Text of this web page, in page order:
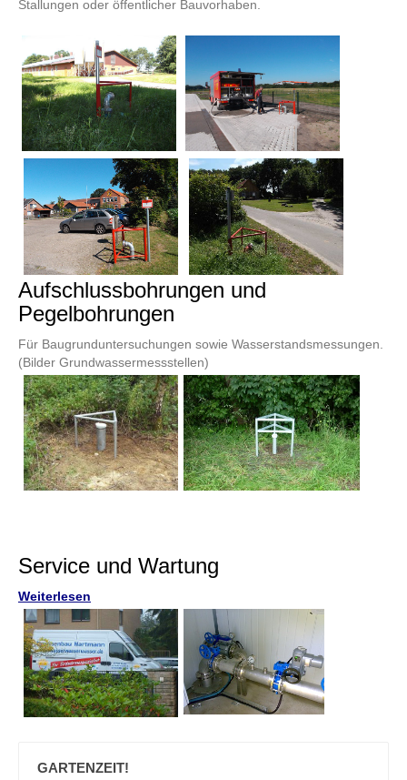
Stallungen oder öffentlicher Bauvorhaben.
Aufschlussbohrungen und
Pegelbohrungen
Für Baugrunduntersuchungen sowie Wasserstandsmessungen.
(Bilder Grundwassermessstellen)
Service und Wartung
Weiterlesen
GARTENZEIT!